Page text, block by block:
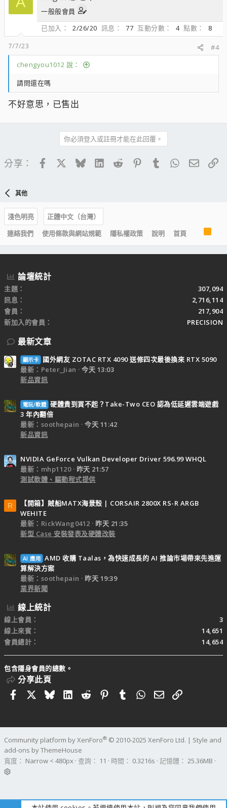
一般般會員
已加入
2/26/20 訊息 77 互動分數 4 點數
8
7/7/23
#4
chengyou1012 說：
請問還在嗎
不好意思，已售出
你必須登入或註冊才能在此回覆。
分享： FacebookBlueskyLinkedIn
Reddit PinterestTumblrWhatsApp
電子
其他
淺色明亮
正體中文（台灣）
連絡我們
使用條款與網站規範 隱私權政策 說明 首頁
R
S
S
論壇統計
主題
307,094
訊息
2,716,114
會員
217,904
新加入的會員
PRECISION
最新文章
顯示卡
國外網友 ZOTAC RTX 4090 送修四次最後換來 RTX 5090
最新：Peter_Jian
今天 13:03
新品資訊
電玩/軟體 硬體貴到買不起？Take-Two CEO 認為低延遲雲端遊戲
3 年內翻倍
最新：soothepain
今天 11:42
新品資訊
NVIDIA GeForce Vulkan Developer Driver 596.99 WHQL
最新：mhp1120
昨天 21:57
測試軟體、驅動程式提供
R
【開箱】賊船MATX海景殼 | CORSAIR 2800X RS-R ARGB
WEHITE
最新：RickWang0412
昨天 21:35
新型 Case 安裝發表及硬體改裝
AI 應用 AMD 收購 Taalas，為快速成長的 AI 推論市場帶來先進運
算解決方案
最新：soothepain
昨天 19:39
業界新聞
線上統計
線上會員
3
線上來賓
14,651
會員總計
14,654
包含隱身會員的總數。
分享此頁
FacebookBlueskyLinkedIn
RedditPinterestTumblrWhatsApp
電子郵件
連結
Community platform by XenForo® © 2010-2025 XenForo Ltd. | Style and
add-ons by ThemeHouse
寬度
查詢 11 時間 0.3216s 記憶體 25.36MB